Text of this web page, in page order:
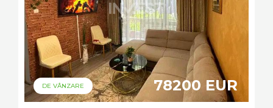
DE VÂNZARE 78200 EUR